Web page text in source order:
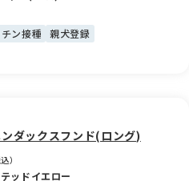
ン接種
親犬登録
ダックスフンド(ロング)
）
ッドイエロー